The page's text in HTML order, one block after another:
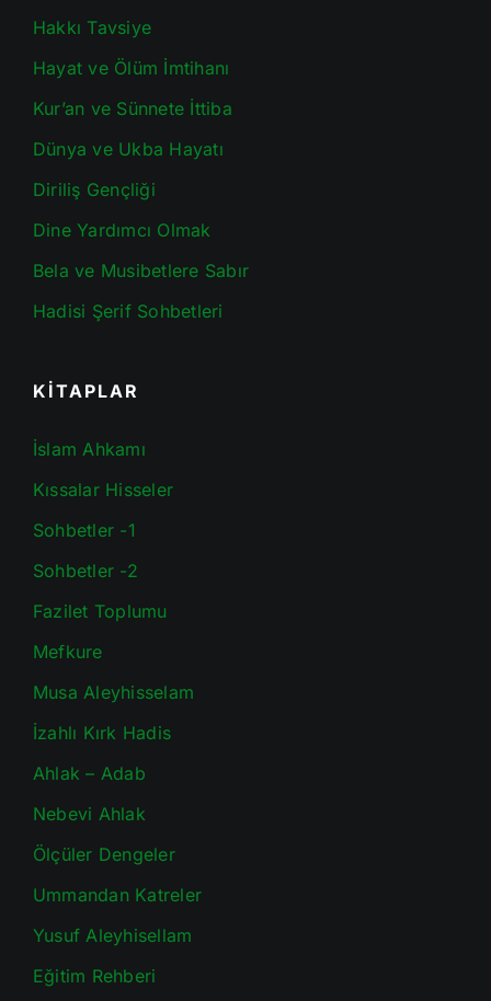
Hakkı Tavsiye
Hayat ve Ölüm İmtihanı
Kur’an ve Sünnete İttiba
Dünya ve Ukba Hayatı
Diriliş Gençliği
Dine Yardımcı Olmak
Bela ve Musibetlere Sabır
Hadisi Şerif Sohbetleri
KİTAPLAR
İslam Ahkamı
Kıssalar Hisseler
Sohbetler -1
Sohbetler -2
Fazilet Toplumu
Mefkure
Musa Aleyhisselam
İzahlı Kırk Hadis
Ahlak – Adab
Nebevi Ahlak
Ölçüler Dengeler
Ummandan Katreler
Yusuf Aleyhisellam
Eğitim Rehberi